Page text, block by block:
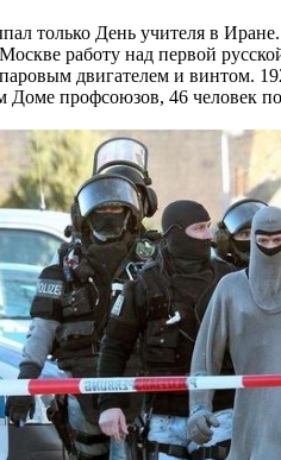
только День учителя в
работу над первой
двигателем и
Доме профсоюзов, 46 человек